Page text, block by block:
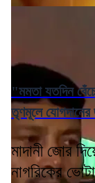
"মমতা যতদিন
তৃণমূলে যোগদানের
মাদানী জোর
নাগরিকের